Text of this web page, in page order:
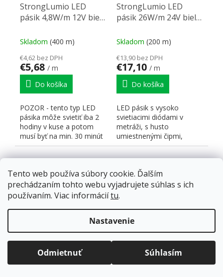
Tento web používa súbory cookie. Ďalším
prechádzaním tohto webu vyjadrujete súhlas s ich
používaním. Viac informáciítu.
Nastavenie
Odmietnuť Súhlasím
Doprava zadarmopre balíkové zásielky v hodnote
nad120 EUR*.
Balíky zasielame už od4 EUR.
ZRÝCHĽUJEME.
StrongLumio LED
pásik 4,8W/m 12V biela
Skladom (400 m)
€4,62 bez DPH
€5,68 / m
Do košíka
POZOR - tento typ LED
pásika môže svietiť iba 2
hodiny v kuse a potom
musí byť na min. 30 minút
vypnutý, inak môže...
StrongLumio LED
pásik 26W/m 24V biela
Skladom (200 m)
€13,90 bez DPH
€17,10 / m
Do košíka
LED pásik s vysoko
svietiacimi diódami v
metráži, s husto
umiestnenými čipmi,
zaisťujúcimi takmer súvislú
líniu,...
StrongLumio LED
pásik 24V 5v1 14,4W/m
(60 LED/m) RGBCCT
Skladom(500 m)
StrongLumio LED
pásik 24V COB 14W/m
(512 LED/m)- 10mm -
neutrálna biela
Skladom(10000 m)